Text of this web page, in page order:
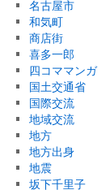
名古屋市
和気町
商店街
喜多一郎
四コママンガ
国土交通省
国際交流
地域交流
地方
地方出身
地震
坂下千里子